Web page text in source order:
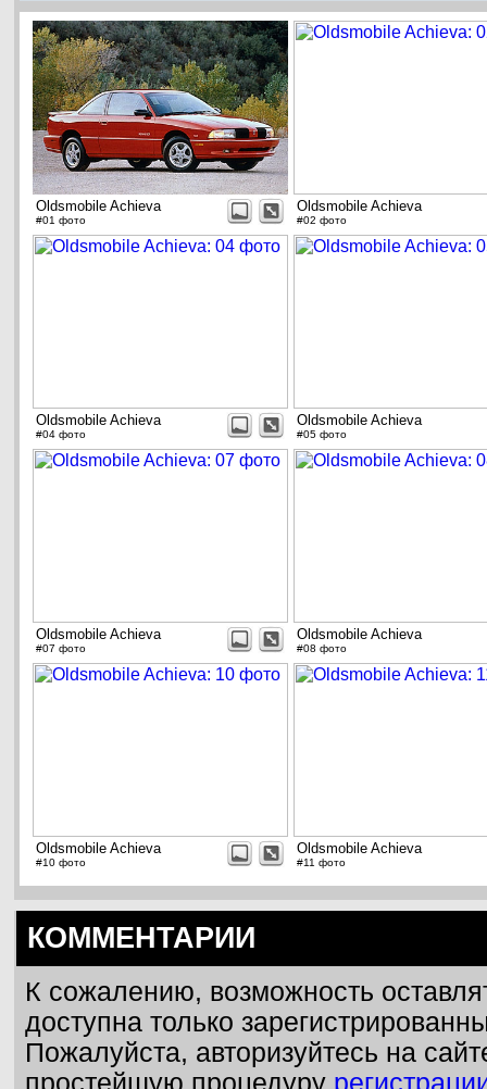
Oldsmobile Achieva
#01 фото
Oldsmobile Achieva
#02 фото
Oldsmobile Achieva
#04 фото
Oldsmobile Achieva
#05 фото
Oldsmobile Achieva
#07 фото
Oldsmobile Achieva
#08 фото
Oldsmobile Achieva
#10 фото
Oldsmobile Achieva
#11 фото
КОММЕНТАРИИ
К сожалению, возможность
доступна только
Пожалуйста, авторизуйтесь на